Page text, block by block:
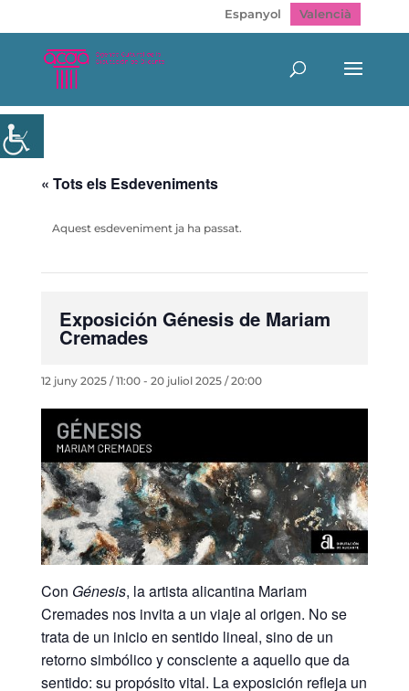
Espanyol Valencià
« Tots els Esdeveniments
Aquest esdeveniment ja ha passat.
Exposición Génesis de Mariam
Cremades
12 juny 2025 / 11:00- 20 juliol 2025 / 20:00
Con Génesis, la artista alicantina Mariam
Cremades nos invita a un viaje al origen. No se
trata de un inicio en sentido lineal, sino de un
retorno simbólico y consciente a aquello que da
sentido: su propósito vital. La exposición refleja un